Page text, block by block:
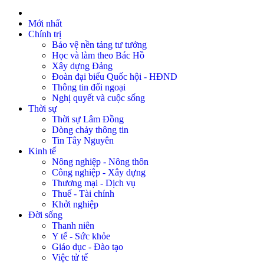
Mới nhất
Chính trị
Bảo vệ nền tảng tư tưởng
Học và làm theo Bác Hồ
Xây dựng Đảng
Đoàn đại biểu Quốc hội - HĐND
Thông tin đối ngoại
Nghị quyết và cuộc sống
Thời sự
Thời sự Lâm Đồng
Dòng chảy thông tin
Tin Tây Nguyên
Kinh tế
Nông nghiệp - Nông thôn
Công nghiệp - Xây dựng
Thương mại - Dịch vụ
Thuế - Tài chính
Khởi nghiệp
Đời sống
Thanh niên
Y tế - Sức khỏe
Giáo dục - Đào tạo
Việc tử tế